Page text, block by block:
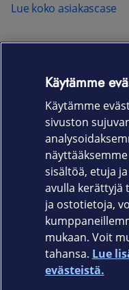
Lue koko asiakascase
Asiantuntijamme
yhteystietosi, niin
Elisa.fi
Käytämme
Käytämme
sivuston
sisältöä, etuja
avulla kerättyjä
ja ostotietoja,
mukaan. Voit
tahansa. Lue
evästeistä.